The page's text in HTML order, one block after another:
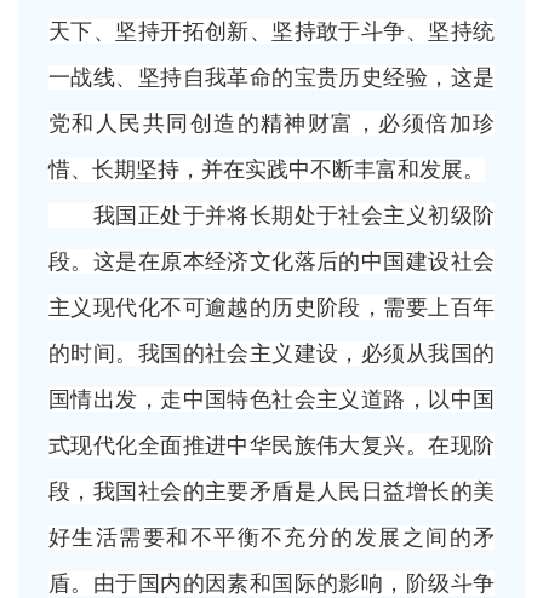
天下、坚持开拓创新、坚持敢于斗争、坚持统
一战线、坚持自我革命的宝贵历史经验，这是
党和人民共同创造的精神财富，必须倍加珍
惜、长期坚持，并在实践中不断丰富和发展。
我国正处于并将长期处于社会主义初级阶
段。这是在原本经济文化落后的中国建设社会
主义现代化不可逾越的历史阶段，需要上百年
的时间。我国的社会主义建设，必须从我国的
国情出发，走中国特色社会主义道路，以中国
式现代化全面推进中华民族伟大复兴。在现阶
段，我国社会的主要矛盾是人民日益增长的美
好生活需要和不平衡不充分的发展之间的矛
盾。由于国内的因素和国际的影响，阶级斗争